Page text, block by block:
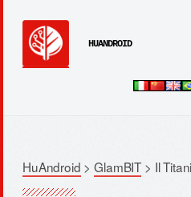
HUANDROID
HuAndroid >GlamBIT > Il